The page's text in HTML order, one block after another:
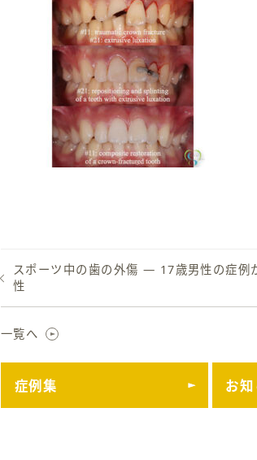
スポーツ中の歯の外傷 ― 17歳男性の症例
性
一覧へ
症例集 お